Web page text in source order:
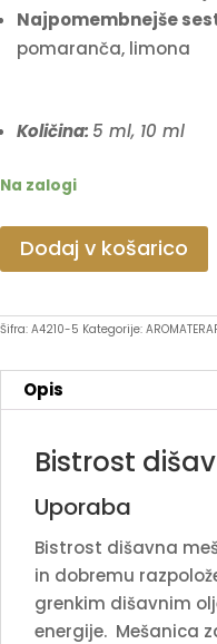
Najpomembnejše
pomaranča, limona
Količina: 5 ml, 10 ml
Na zalogi
Bistrost
količina
Dodaj v košarico
Šifra: A4210-5 Kategorije:
Opis
Bistrost
Uporaba
Bistrost dišavna
in dobremu
grenkim dišavnim
energije. Mešanica